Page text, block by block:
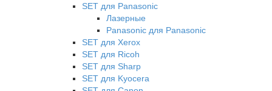
SET для Panasonic
Лазерные
Panasonic для Panasonic
SET для Xerox
SET для Ricoh
SET для Sharp
SET для Kyocera